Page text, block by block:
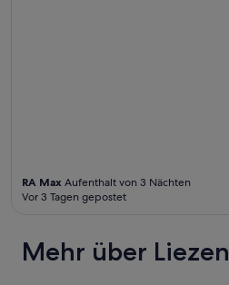
RA Max Aufenthalt von 3 Nächten
Vor 3 Tagen gepostet
Mehr über